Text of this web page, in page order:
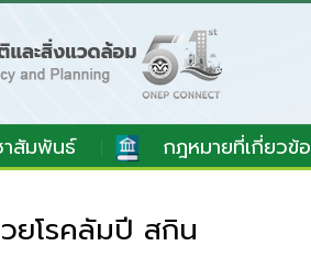
าสัมพันธ์ กฎหมายที่เกี่ยวข้
ยโรคลัมปี สกิน